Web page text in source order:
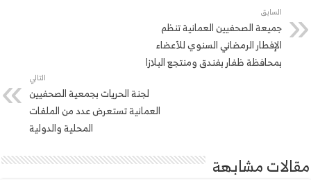
السابق
جميعة الصحفيين العمانية تنظم
الإفطار الرمضاني السنوي للأعضاء
بمحافظة ظفار بفندق ومنتجع البلازا
التالي
لجنة الحريات بجمعية الصحفيين
العمانية تستعرض عدد من الملفات
المحلية والدولية
مقالات مشابهة